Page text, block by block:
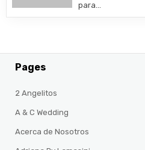
para…
Pages
2 Angelitos
A & C Wedding
Acerca de Nosotros